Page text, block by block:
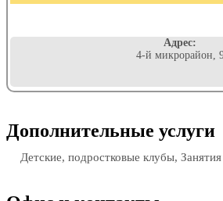
Адрес:
4-й микрорайон,
Дополнительные услуги
Детские, подростковые клубы,